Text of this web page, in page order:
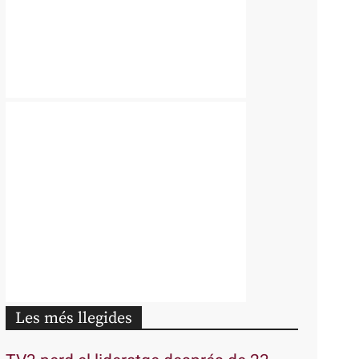
Les més llegides